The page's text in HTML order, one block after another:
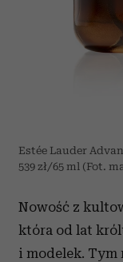
Estée Lauder
539 zł/65 ml (Fot.
Nowość z
która od lat
i modelek. Tym